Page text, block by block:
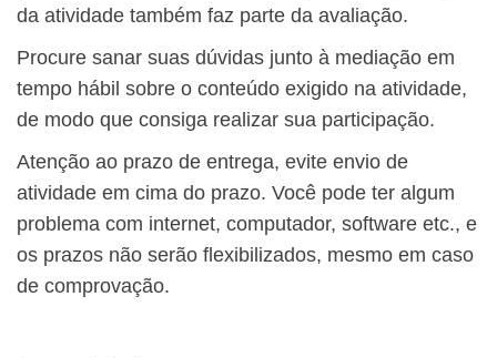
da atividade também faz parte da avaliação.
Procure sanar suas dúvidas junto à mediação em
tempo hábil sobre o conteúdo exigido na atividade,
de modo que consiga realizar sua participação.
Atenção ao prazo de entrega, evite envio de
atividade em cima do prazo. Você pode ter algum
problema com internet, computador, software etc., e
os prazos não serão flexibilizados, mesmo em caso
de comprovação.